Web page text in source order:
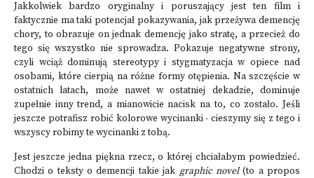
Jakkolwiek bardzo oryginalny i poruszający jest ten film i
faktycznie ma taki potencjał pokazywania, jak przeżywa demencję
chory, to obrazuje on jednak demencję jako stratę, a przecież do
tego się wszystko nie sprowadza. Pokazuje negatywne strony,
czyli wciąż dominują stereotypy i stygmatyzacja w opiece nad
osobami, które cierpią na różne formy otępienia. Na szczęście w
ostatnich latach, może nawet w ostatniej dekadzie, dominuje
zupełnie inny trend, a mianowicie nacisk na to, co zostało. Jeśli
jeszcze potrafisz robić kolorowe wycinanki - cieszymy się z tego i
wszyscy robimy te wycinanki z tobą.
Jest jeszcze jedna piękna rzecz, o której chciałabym powiedzieć.
Chodzi o teksty o demencji takie jak graphic novel(to a propos